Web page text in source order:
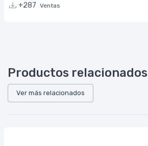
+287 Ventas
Productos relacionados
Ver más relacionados